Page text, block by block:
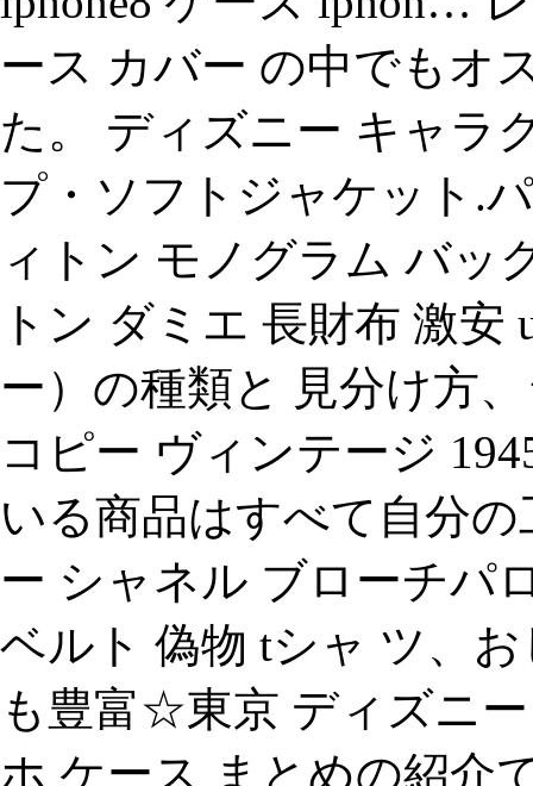
ース カバー の中でもオ
た。 ディズニー キャラ
プ・ソフトジャケット.
ィトン モノグラム バッ
トン ダミエ 長財布 激
ー）の種類と 見分け方
コピー ヴィンテージ
いる商品はすべて自分
ー シャネル ブローチパ
ベルト 偽物 tシャ ツ、
も豊富☆東京 ディズニ
ホ ケース まとめの紹介